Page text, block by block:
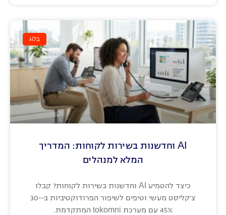
בלוג
AI וחדשנות בשירות לקוחות: המדריך
המלא למנהלים
כיצד להטמיע AI וחדשנות בשירות לקוחות? קבלו
צ'קליסט מעשי וטיפים לשיפור הפרודוקטיביות ב-30-
45% עם מערכת tokomni המתקדמת.